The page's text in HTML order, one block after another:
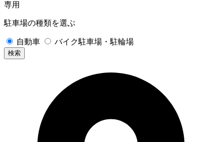
専用
駐車場の種類を選ぶ
自動車 バイク駐車場・駐輪場
検索